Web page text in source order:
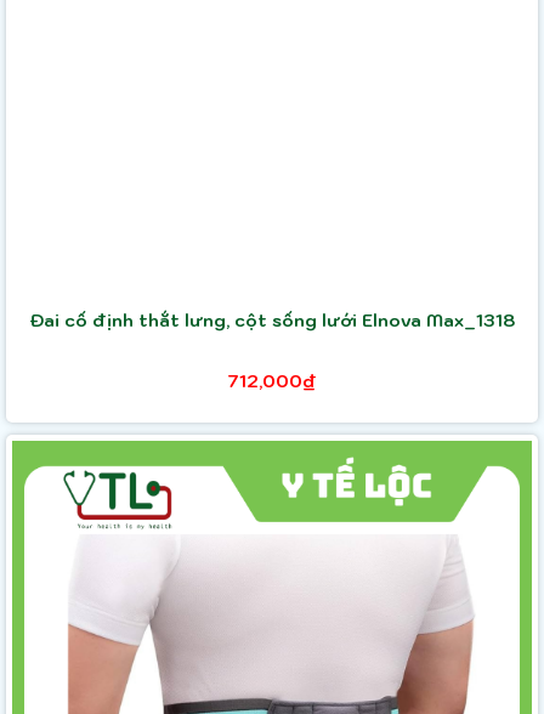
Đai cố định thắt lưng, cột sống lưới Elnova Max_1318
712,000₫